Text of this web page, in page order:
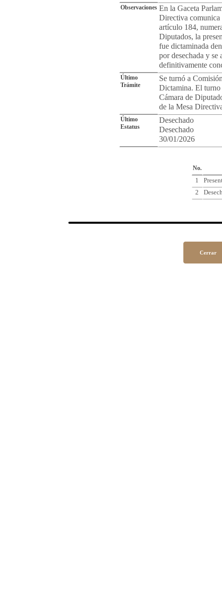
Observaciones En la Gaceta
Directiva comunica
artículo 184,
Diputados, la
fue dictaminada
por desechada y
definitivamente
Último
Trámite
Se turnó a
Dictamina. El turno
Cámara de
de la Mesa
Último
Estatus
Desechado
Desechado
30/01/2026
No.
1
2
Cerrar